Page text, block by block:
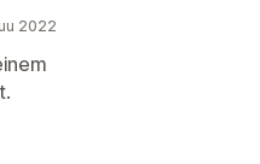
2022